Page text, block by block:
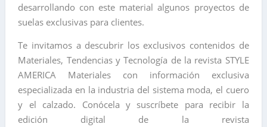
desarrollando con este material algunos proyectos de
suelas exclusivas para clientes.
Te invitamos a descubrir los exclusivos contenidos de
Materiales, Tendencias y Tecnología de la revista STYLE
AMERICA Materiales con información exclusiva
especializada en la industria del sistema moda, el cuero
y el calzado. Conócela y suscríbete para recibir la
edición digital de la revista